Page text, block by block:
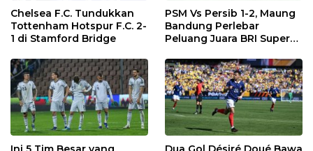
Chelsea F.C. Tundukkan
Tottenham Hotspur F.C. 2-
1 di Stamford Bridge
PSM Vs Persib 1-2, Maung
Bandung Perlebar
Peluang Juara BRI Super